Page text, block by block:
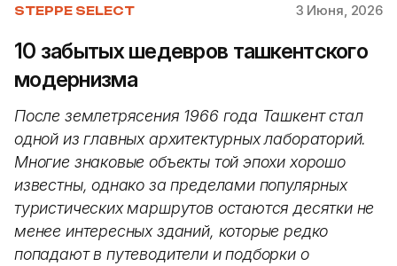
STEPPE SELECT 3 Июня, 2026
10 забытых шедевров ташкентского
модернизма
После землетрясения 1966 года Ташкент стал
одной из главных архитектурных лабораторий.
Многие знаковые объекты той эпохи хорошо
известны, однако за пределами популярных
туристических маршрутов остаются десятки не
менее интересных зданий, которые редко
попадают в путеводители и подборки о